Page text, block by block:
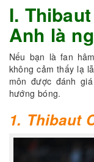
I.
Anh là
Nếu bạn là fan
không cảm thấy lạ
môn được đánh
hướng bóng.
1. Thibaut